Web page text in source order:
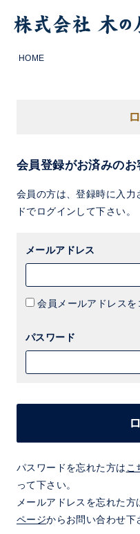
HOME
会員登録がお済みのお
会員の方は、登録時に入力
ドでログインして下さい。
メールアドレス
会員メールアドレスを
パスワード
パスワードを忘れた方は こ
って下さい。
メールアドレスを忘れた方
ページからお問い合わせ下